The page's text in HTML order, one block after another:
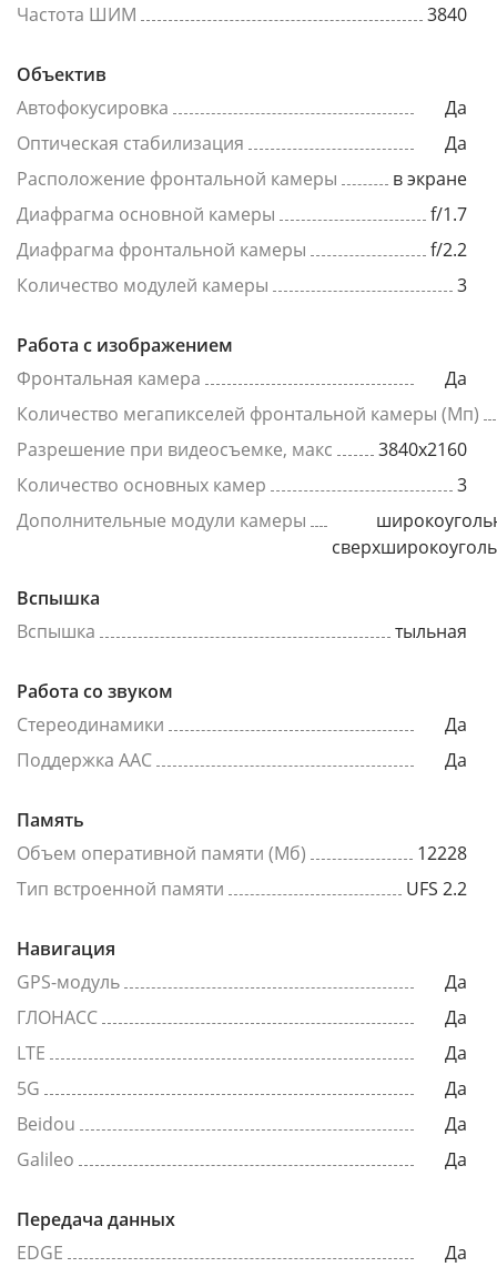
Частота ШИМ 3840
Объектив
Автофокусировка
Да
Оптическая стабилизация
Да
Расположение фронтальной камеры
в экране
Диафрагма основной камеры
f/1.7
Диафрагма фронтальной камеры
f/2.2
Количество модулей камеры
3
Работа с изображением
Фронтальная камера
Да
Количество мегапикселей фронтальной камеры (Мп)
Разрешение при видеосъемке, макс
3840x2160
Количество основных камер
3
Дополнительные модули камеры
Вспышка
Вспышка
тыльная
Работа со звуком
Стереодинамики
Да
Поддержка AAC
Да
Память
Объем оперативной памяти (Мб)
12228
Тип встроенной памяти
UFS 2.2
Навигация
GPS-модуль
Да
ГЛОНАСС
Да
LTE
Да
5G
Да
Beidou
Да
Galileo
Да
Передача данных
EDGE
Да